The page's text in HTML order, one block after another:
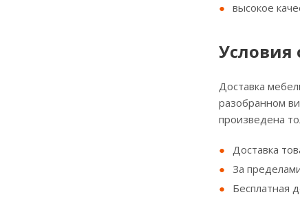
высокое
Условия
Доставка
разобранном
произведена
Доставка
За
Бесплатная